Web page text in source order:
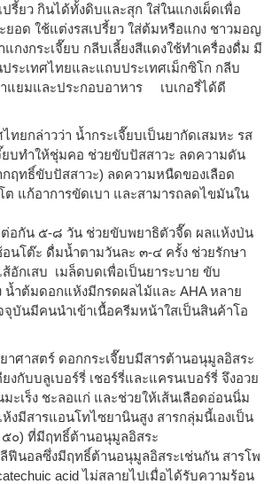
ปรี้ยว กินได้ทั้งดิบและสุก ใส่ในแกงเผ็ดเพื่อ
ยอด ใช้แต่งรสเปรี้ยว ใส่ต้มหรือแกง ชาวมอญ
กงกระเจี๊ยบ กลีบเลี้ยงสีแดงใช้ทำเครื่องดื่ม มี
ระเทศไทยและแถบประเทศเม็กซิโก กลีบ
ำแยมและประกอบอาหาร เบเกอรี่ได้ดี
ทยกล่าวว่า น้ำกระเจี๊ยบเป็นยากัดเสมหะ รส
ยบทำให้ชุ่มคอ ช่วยขับปัสสาวะ ลดความดัน
กฤทธิ์ขับปัสสาวะ) ลดความหนืดของเลือด
แก้อาการขัดเบา และสามารถลดไขมันใน
อกัน ๕-๘ วัน ช่วยขับพยาธิตัวจี๊ด ผลแห้งป่น
อนโต๊ะ ดื่มน้ำตามวันละ ๓-๔ ครั้ง ช่วยรักษา
ส้อักเสบ เมล็ดบดเพื่อเป็นยาระบาย ขับ
น้ำต้มดอกแห้งมีกรดผลไม้และ AHA หลาย
บันมีคนนำเข้าเนื้อครีมหน้าใสเป็นสินค้าโอ
าศาสตร์ ดอกกระเจี๊ยบมีสารต้านอนุมูลอิสระ
งกับบลูเบอร์รี่ เชอร์รี่และแครนเบอร์รี่ จึงอวย
ะเร็ง ชะลอแก่ และช่วยให้เส้นเลือดอ่อนนิ่ม
งมีสารแอนโทไซยานินสูง สารกลุ่มนี้เองเป็น
๕๐) ที่มีฤทธิ์ต้านอนุมูลอิสระ
ฟีนอลซึ่งมีฤทธิ์ต้านอนุมูลอิสระเช่นกัน สารโพ
acid ไม่สลายไปเมื่อได้รับความร้อน